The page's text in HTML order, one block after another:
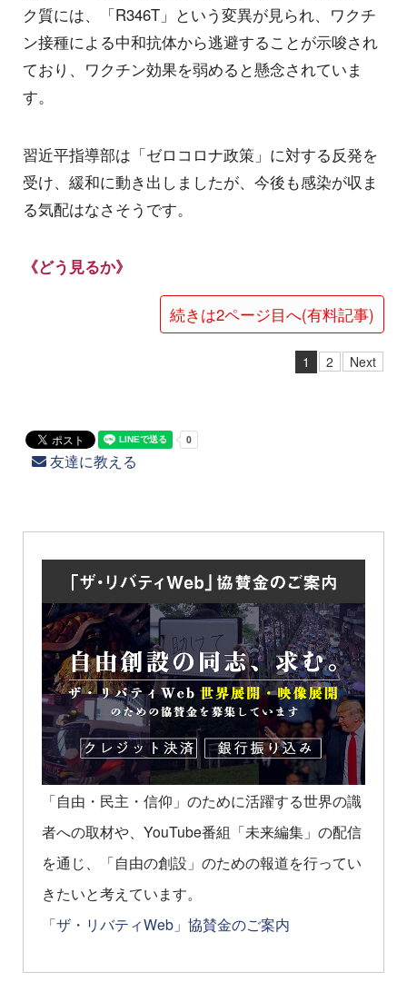
ク質には、「R346T」という変異が見られ、ワクチ
ン接種による中和抗体から逃避することが示唆され
ており、ワクチン効果を弱めると懸念されていま
す。
習近平指導部は「ゼロコロナ政策」に対する反発を
受け、緩和に動き出しましたが、今後も感染が収ま
る気配はなさそうです。
《どう見るか》
続きは2ページ目へ(有料記事)
1 2 Next
友達に教える
「自由・民主・信仰」のために活躍する世界の識
者への取材や、YouTube番組「未来編集」の配信
を通じ、「自由の創設」のための報道を行ってい
きたいと考えています。
「ザ・リバティWeb」協賛金のご案内